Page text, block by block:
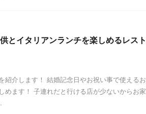
とイタリアンランチを楽しめるレスト
紹介します！ 結婚記念日やお祝い事で使えるお
めます！ 子連れだと行ける店が少ないからお家